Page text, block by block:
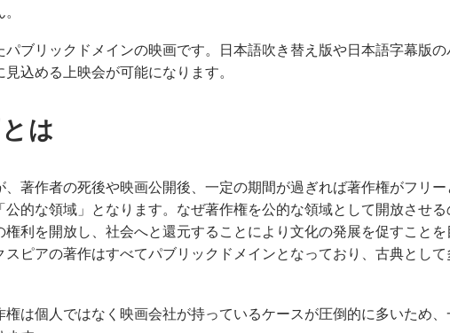
ブリックドメインの映画です。日本語吹き替え版や日本語字幕版
込める上映会が可能になります。
は
著作者の死後や映画公開後、一定の期間が過ぎれば著作権がフリ
的な領域」となります。なぜ著作権を公的な領域として開放させ
利を開放し、社会へと還元することにより文化の発展を促すこと
ピアの著作はすべてパブリックドメインとなっており、古典とし
は個人ではなく映画会社が持っているケースが圧倒的に多いため